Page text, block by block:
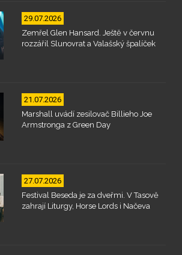
29.07.2026
Zemřel Glen Hansard. Ještě v červnu
rozzářil Slunovrat a Valašský špalíček
21.07.2026
Marshall uvádí zesilovač Billieho Joe
Armstronga z Green Day
27.07.2026
Festival Beseda je za dveřmi. V Tasově
zahrají Liturgy, Horse Lords i Načeva